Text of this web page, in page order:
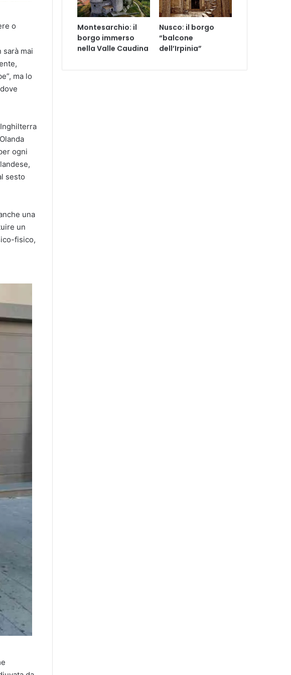
o
sarà mai
ma lo
ogni
sesto
una
un
fisico,
Montesarchio: il
borgo immerso
nella Valle Caudina
Nusco: il borgo
“balcone
dell’Irpinia”